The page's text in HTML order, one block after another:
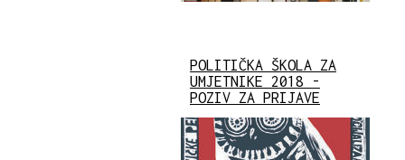
POLITIČKA ŠKOLA ZA
UMJETNIKE 2018 -
POZIV ZA PRIJAVE